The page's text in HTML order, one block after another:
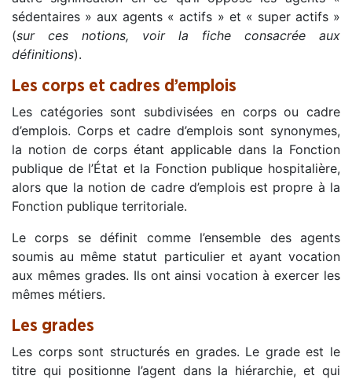
sédentaires » aux agents « actifs » et « super actifs »
(sur ces notions, voir la fiche consacrée aux
définitions).
Les corps et cadres d’emplois
Les catégories sont subdivisées en corps ou cadre
d’emplois. Corps et cadre d’emplois sont synonymes,
la notion de corps étant applicable dans la Fonction
publique de l’État et la Fonction publique hospitalière,
alors que la notion de cadre d’emplois est propre à la
Fonction publique territoriale.
Le corps se définit comme l’ensemble des agents
soumis au même statut particulier et ayant vocation
aux mêmes grades. Ils ont ainsi vocation à exercer les
mêmes métiers.
Les grades
Les corps sont structurés en grades. Le grade est le
titre qui positionne l’agent dans la hiérarchie, et qui